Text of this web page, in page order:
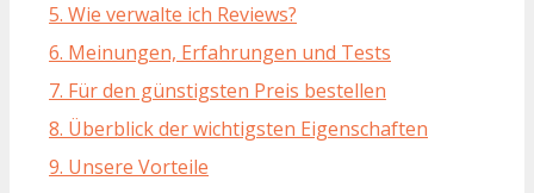
5. Wie verwalte ich Reviews?
6. Meinungen, Erfahrungen und Tests
7. Für den günstigsten Preis bestellen
8. Überblick der wichtigsten Eigenschaften
9. Unsere Vorteile